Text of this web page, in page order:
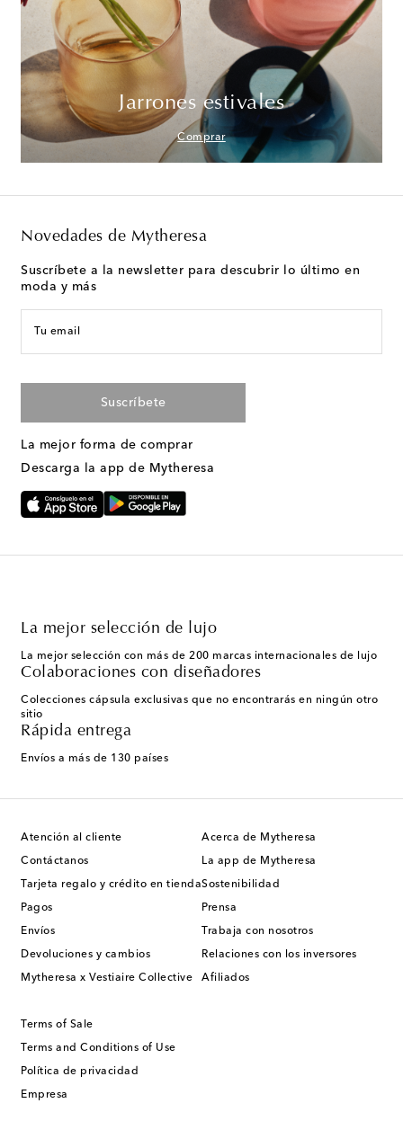
Jarrones estivales
Comprar
Novedades de Mytheresa
Suscríbete a la newsletter para descubrir lo último en
moda y más
Tu email
Suscríbete
La mejor forma de comprar
Descarga la app de Mytheresa
La mejor selección de lujo
La mejor selección con más de 200 marcas internacionales de lujo
Colaboraciones con diseñadores
Colecciones cápsula exclusivas que no encontrarás en ningún otro
sitio
Rápida entrega
Envíos a más de 130 países
Atención al cliente
Contáctanos
Tarjeta regalo y crédito en tienda
Pagos
Envíos
Devoluciones y cambios
Mytheresa x Vestiaire Collective
Acerca de Mytheresa
La app de Mytheresa
Sostenibilidad
Prensa
Trabaja con nosotros
Relaciones con los inversores
Afiliados
Terms of Sale
Terms and Conditions of Use
Política de privacidad
Empresa